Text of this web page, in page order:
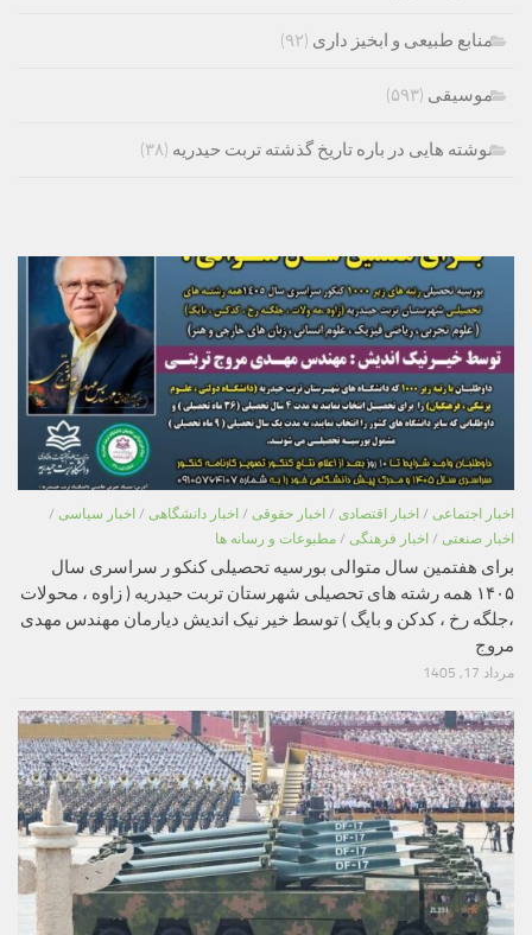
منابع طبیعی و ابخیز داری (۹۲)
موسیقی (۵۹۳)
نوشته هایی در باره تاریخ گذشته تربت حیدریه (۳۸)
اخبار اجتماعی / اخبار اقتصادی / اخبار حقوقی / اخبار دانشگاهی / اخبار سیاسی /
اخبار صنعتی / اخبار فرهنگی / مطبوعات و رسانه ها
برای هفتمین سال متوالی بورسیه تحصیلی کنکو ر سراسری سال
۱۴۰۵ همه رشته های تحصیلی شهرستان تربت حیدریه ( زاوه ، محولات
،جلگه رخ ، کدکن و بایگ ) توسط خیر نیک اندیش دیارمان مهندس مهدی
مروج
مرداد 17, 1405